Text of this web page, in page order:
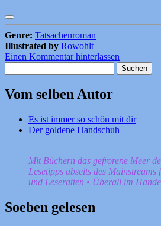
Genre: Tatsachenroman
Illustrated by Rowohlt
Einen Kommentar hinterlassen |
nach:
Vom selben Autor
Es ist immer so schön mit dir
Der goldene Handschuh
Mit Büchern das gefrorene Meer
Lesetipps abseits des
und Leseratten • Überall im
Soeben gelesen